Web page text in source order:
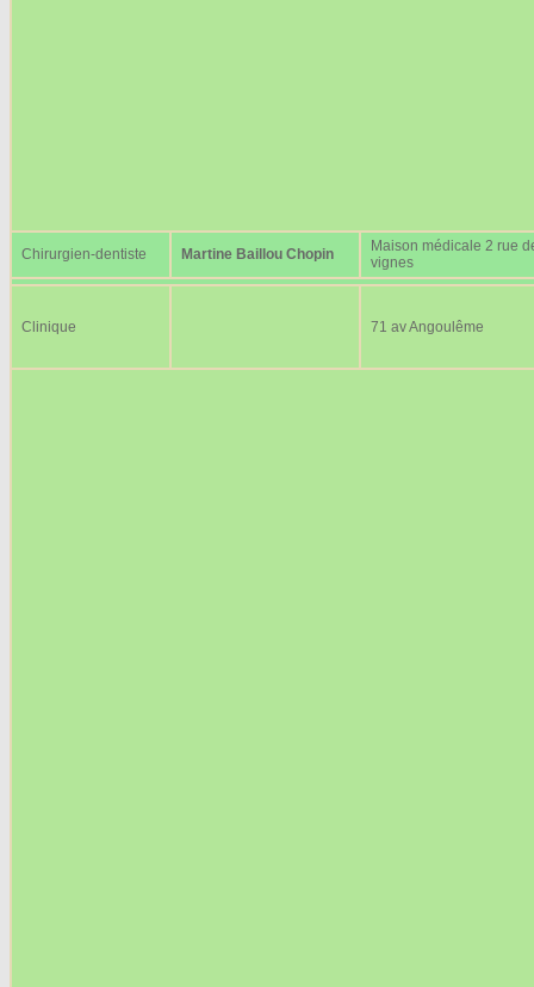
Chirurgien-dentiste Martine Baillou Chopin
Maison médicale 2 rue
vignes
Clinique 71 av Angoulême